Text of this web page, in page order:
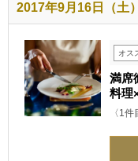
2017年9月16日（土）
オス
満
料理
〈1